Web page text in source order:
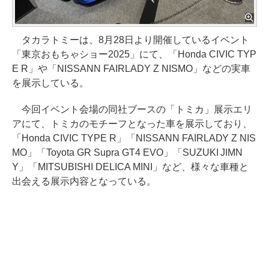
タカラトミーは、8月28日より開催しているイベント
「東京おもちゃショー2025」にて、「Honda CIVIC TYP
E R」や「NISSANN FAIRLADY Z NISMO」などの実車
を展示している。
今回イベント会場の同社ブースの「トミカ」展示エリ
アにて、トミカのモチーフとなった車を展示しており、
「Honda CIVIC TYPE R」「NISSANN FAIRLADY Z NIS
MO」「Toyota GR Supra GT4 EVO」「SUZUKI JIMN
Y」「MITSUBISHI DELICA MINI」など、様々な車種と
出会える展示内容となっている。